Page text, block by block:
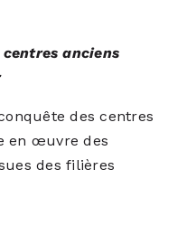
anciens
des centres
en œuvre des
des filières